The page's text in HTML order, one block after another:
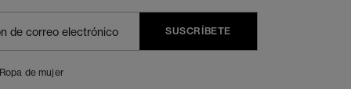
SUSCRÍBETE
de mujer